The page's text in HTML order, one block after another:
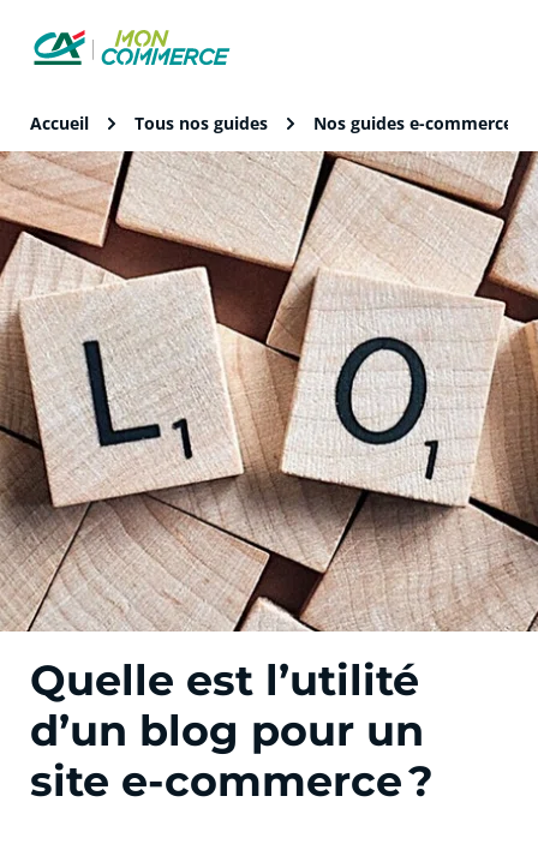
Accueil Tous nos guides Nos guides e-commerce
Quelle est l’utilité
d’un blog pour un
site e-commerce ?